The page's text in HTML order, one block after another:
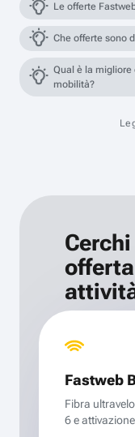
Le offerte
Che offerte sono
Qual è la migliore
mobilità?
Fastweb
Fibra
6 e